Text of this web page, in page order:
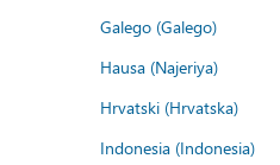
Galego (Galego)
Hausa (Najeriya)
Hrvatski (Hrvatska)
Indonesia (Indonesia)